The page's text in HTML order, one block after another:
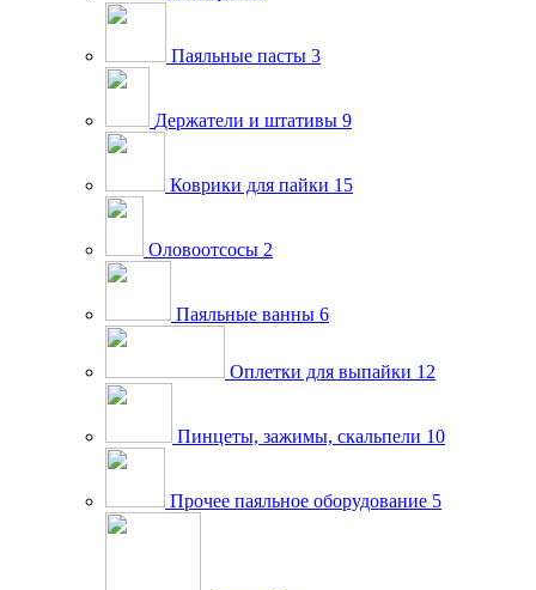
Паяльные пасты 3
Держатели и штативы 9
Коврики для пайки 15
Оловоотсосы 2
Паяльные ванны 6
Оплетки для выпайки 12
Пинцеты, зажимы, скальпели 10
Прочее паяльное оборудование 5